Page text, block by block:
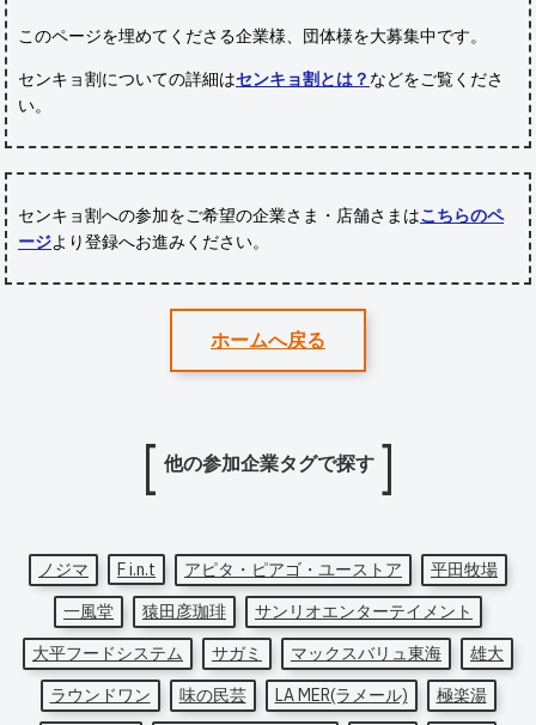
このページを埋めてくださる企業様、団体様を大募集中です。
センキョ割についての詳細はセンキョ割とは？ などをご覧くださ
い。
センキョ割への参加をご希望の企業さま・店舗さまはこちらのペ
ージより登録へお進みください。
ホームへ戻る
他の参加企業タグで探す
ノジマ F i.n.t アピタ・ピアゴ・ユーストア
平田牧場
一風堂
猿田彦珈琲
サンリオエンターテイメント
大平フードシステム
サガミ マックスバリュ東海
雄大
ラウンドワン
味の民芸 LA MER(ラメール)
極楽湯